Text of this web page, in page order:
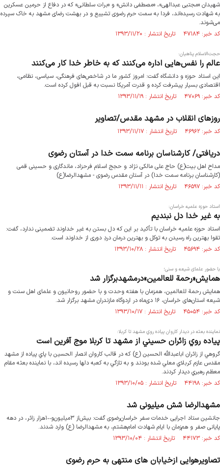
شهیدان «مجتبی عبدالهی»، «مصطفی دانش» و «برات سلطانی» که در دفاع از حرمین عسکرین
به شهادت رسیده‌اند، فردا به سمت حرم رضوی تشییع و در بهشت رضای مشهد به خاک سپرده
می‌شوند.
کد خبر: ۴۷۱۸۴ تاریخ انتشار : ۱۳۹۳/۱۱/۲۰
حجت‌الاسلام پناهیان:
عالم را نفس‌هایی اداره می‌کنند که به خاطر خدا کار می‌کنند
این استاد حوزه و دانشگاه گفت: امروز کشور ما در شاخص‌های فرهنگی، سیاسی، نظامی،
اقتصادی بسیار پیشرفت کرده‌‌ و قدرت آمریکا نسبت به قبل افول کرده است.
کد خبر: ۴۷۰۶۹ تاریخ انتشار : ۱۳۹۳/۱۱/۱۹
روزهای انقلاب در مشهد مقدس/تصاویر
کد خبر: ۴۶۹۶۲ تاریخ انتشار : ۱۳۹۳/۱۱/۱۷
دریافتی/ کارشناسان برنامه سمت خدا در آستان رضوی
مداح اهل بیت(ع) حاج علی مالکی نژاد و حجج اسلام فرحزاد، ماندگاری و حسینی قمی
(کارشناسان برنامه سمت خدا) در آستان مقدس رضوی - مشهدالرضا(ع)
کد خبر: ۴۶۵۹۷ تاریخ انتشار : ۱۳۹۳/۱۱/۱۱
استاد حوزه علمیه خراسان:
به غیر خدا دل نبندیم
استاد حوزه علمیه خراسان با تأکید بر این که دل بستن به غیر خداوند تضمینی ندارد، گفت:
تقوا بهترین راه رسیدن به توکل و بهترین درمان دردِ دوری از خداوند است.
کد خبر: ۴۵۶۹۴ تاریخ انتشار : ۱۳۹۳/۱۰/۲۸
با حضور علمای شیعه و سنی؛
همایش«رحمة للعالمین»درمشهدبرگزار شد
همایش رحمة للعالمین، همزمان با هفته وحدت و با حضور روحانیون و علمای اهل سنت و
شیعه استان‌های خراسان، ۱۶ دی‌ماه در اردوگاه مازندران مشهد برگزار شد.
کد خبر: ۴۵۰۵۴ تاریخ انتشار : ۱۳۹۳/۱۰/۱۷
نماينده بعثه‌ در ديدار كاروان پياده روي مشهد تا كربلا:
پياده روي زائران حسيني از مشهد تا كربلا موج آفرين است
گروهي از زائران اباعبدالله الحسين (ع) كه در قالب كاروان انصار الحسين با پاي پياده از مشهد
مقدس عازم كربلاي معلي شده بودند و به تازگي به كعبه دلها رسيده اند، با نماينده بعثه‌ مقام
معظم رهبري ديدار كردند.
کد خبر: ۴۴۱۹۸ تاریخ انتشار : ۱۳۹۳/۱۰/۰۵
مشهدالرضا شش‌ میلیونی شد
جانشین ستاد اجرایی خدمات سفر خراسان‌رضوی گفت: بیش‌از ٣‌میلیون‌و‌١٠٠‌هزار زائر، در دهه
پایانی صفر و هم‌زمان با ایام شهادت امام‌هشتم، به مشهدالرضا (ع) وارد شدند.
کد خبر: ۴۴۱۷۳ تاریخ انتشار : ۱۳۹۳/۱۰/۰۴
تصاویرهوایی ازخیابان های منتهی به حرم رضوی